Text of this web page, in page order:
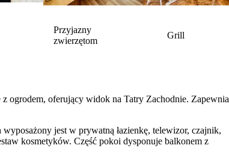
Przyjazny
zwierzętom
Grill
ogrodem, oferujący widok na Tatry Zachodnie. Zapewnia
jest w prywatną łazienkę, telewizor, czajnik,
kosmetyków. Część pokoi dysponuje balkonem z